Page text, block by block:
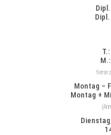
Montag –
Montag +